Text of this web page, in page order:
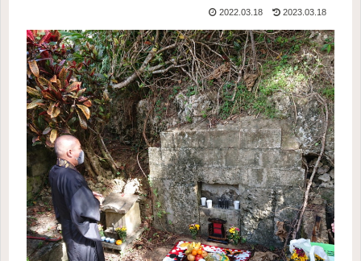
2022.03.18 2023.03.18